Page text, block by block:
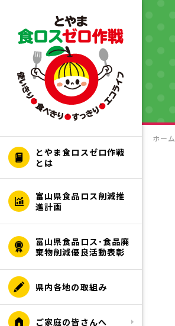
とやま食ロスゼロ作戦
とは
富山県食品ロス削減推
進計画
富山県食品ロス･食品廃
棄物削減優良活動表彰
県内各地の取組み
ご家庭の皆さんへ
ホーム